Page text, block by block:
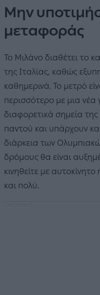
Μην
μεταφοράς
Το Μιλάνο διαθέτει το
της Ιταλίας, καθώς
καθημερινά. Το μετρό
περισσότερο με μια
διαφορετικά σημεία
παντού και υπάρχουν
διάρκεια των
δρόμους θα είναι
κινηθείτε με
και πολύ.